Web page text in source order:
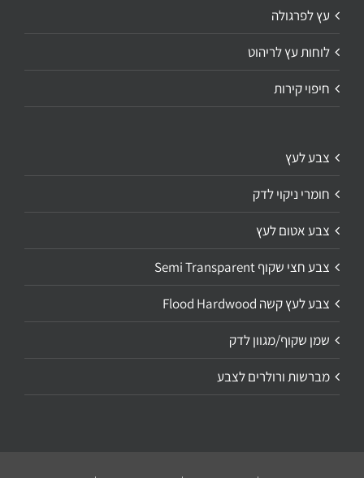
עץ לפרגולה
לוחות עץ לריהוט
חיפוי קירות
צבע לעץ
חומרי ניקוי לדק
צבע אטום לעץ
צבע חצי שקוף Semi Transparent
צבע לעץ קשה Flood Hardwood
שמן שקוף/מגוון לדק
מברשות ורולרים לצבע